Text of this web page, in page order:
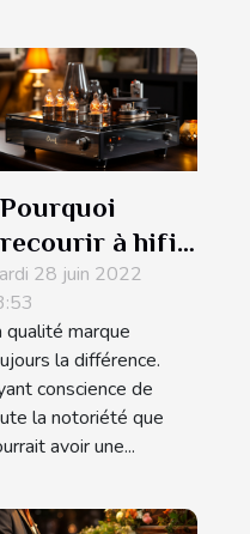
Pourquoi
recourir à hifi
link pour vos
installations
musicales ?
28 juin 2022
qualité marque
la différence.
conscience de
la notoriété que
avoir une...